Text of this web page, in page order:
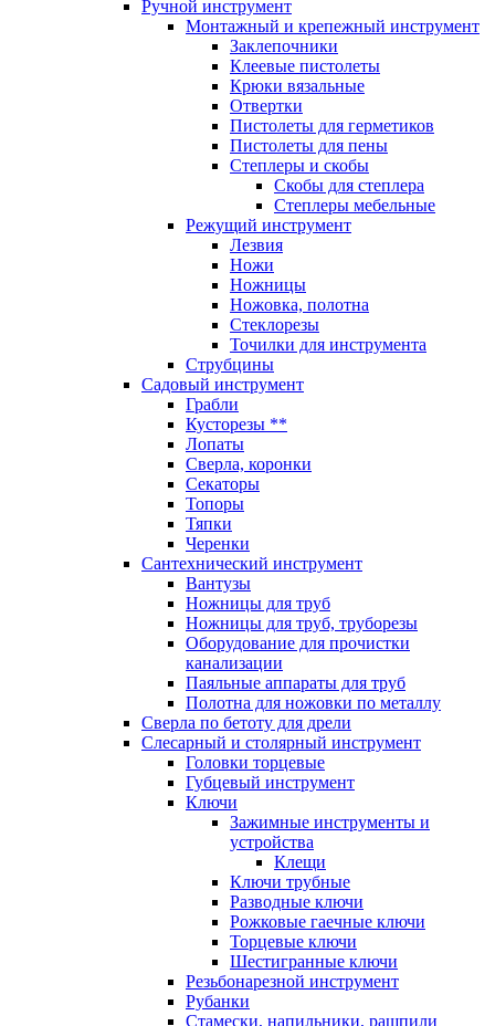
Ручной инструмент
Монтажный и крепежный инструмент
Заклепочники
Клеевые пистолеты
Крюки вязальные
Отвертки
Пистолеты для герметиков
Пистолеты для пены
Степлеры и скобы
Скобы для степлера
Степлеры мебельные
Режущий инструмент
Лезвия
Ножи
Ножницы
Ножовка, полотна
Стеклорезы
Точилки для инструмента
Струбцины
Садовый инструмент
Грабли
Кусторезы **
Лопаты
Сверла, коронки
Секаторы
Топоры
Тяпки
Черенки
Сантехнический инструмент
Вантузы
Ножницы для труб
Ножницы для труб, труборезы
Оборудование для прочистки
канализации
Паяльные аппараты для труб
Полотна для ножовки по металлу
Сверла по бетоту для дрели
Слесарный и столярный инструмент
Головки торцевые
Губцевый инструмент
Ключи
Зажимные инструменты и
устройства
Клещи
Ключи трубные
Разводные ключи
Рожковые гаечные ключи
Торцевые ключи
Шестигранные ключи
Резьбонарезной инструмент
Рубанки
Стамески, напильники, рашпили